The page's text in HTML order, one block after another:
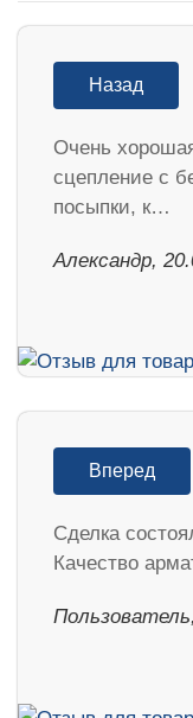
Назад
Очень
сцепление с
посыпки, к…
Александр,
Вперед
Сделка
Качество